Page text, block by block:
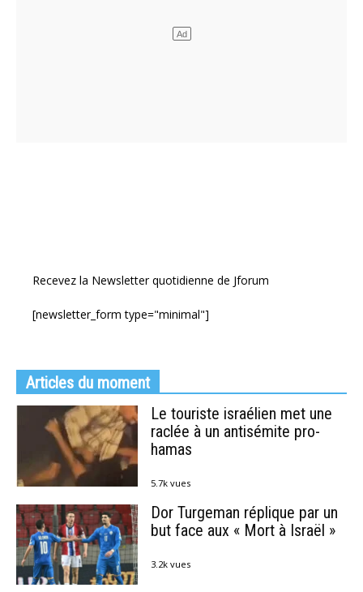
Recevez la Newsletter quotidienne de Jforum
[newsletter_form type="minimal"]
Articles du moment
Le touriste israélien met une
raclée à un antisémite pro-
hamas
5.7k vues
Dor Turgeman réplique par un
but face aux « Mort à Israël »
3.2k vues